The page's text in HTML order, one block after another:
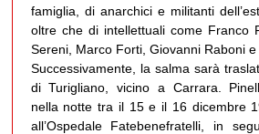
famiglia, di anarchici e militanti
oltre che di intellettuali come Franco
Sereni, Marco Forti, Giovanni Raboni e
Successivamente, la salma sarà
di Turigliano, vicino a Carrara.
nella notte tra il 15 e il 16 dicembre
all’Ospedale Fatebenefratelli, in